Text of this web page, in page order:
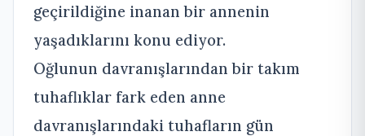
geçirildiğine inanan bir annenin
yaşadıklarını konu ediyor.
Oğlunun davranışlarından bir takım
tuhaflıklar fark eden anne
davranışlarındaki tuhafların gün